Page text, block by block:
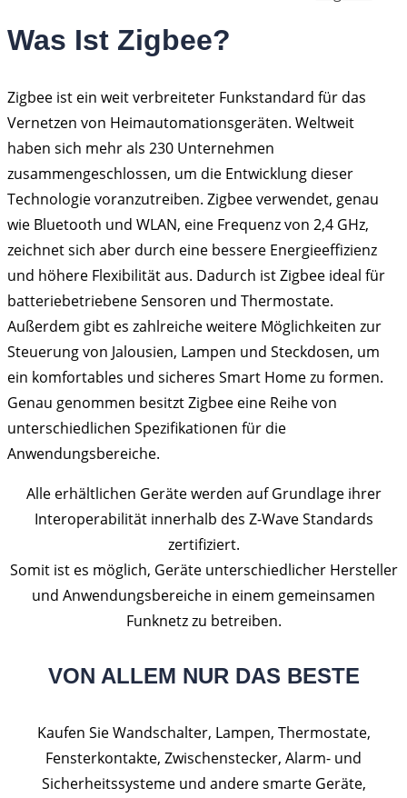
Was Ist Zigbee?
Zigbee ist ein weit verbreiteter Funkstandard für das
Vernetzen von Heimautomationsgeräten. Weltweit
haben sich mehr als 230 Unternehmen
zusammengeschlossen, um die Entwicklung dieser
Technologie voranzutreiben. Zigbee verwendet, genau
wie Bluetooth und WLAN, eine Frequenz von 2,4 GHz,
zeichnet sich aber durch eine bessere Energieeffizienz
und höhere Flexibilität aus. Dadurch ist Zigbee ideal für
batteriebetriebene Sensoren und Thermostate.
Außerdem gibt es zahlreiche weitere Möglichkeiten zur
Steuerung von Jalousien, Lampen und Steckdosen, um
ein komfortables und sicheres Smart Home zu formen.
Genau genommen besitzt Zigbee eine Reihe von
unterschiedlichen Spezifikationen für die
Anwendungsbereiche.
Alle erhältlichen Geräte werden auf Grundlage ihrer
Interoperabilität innerhalb des Z-Wave Standards
zertifiziert.
Somit ist es möglich, Geräte unterschiedlicher Hersteller
und Anwendungsbereiche in einem gemeinsamen
Funknetz zu betreiben.
VON ALLEM NUR DAS BESTE
Kaufen Sie Wandschalter, Lampen, Thermostate,
Fensterkontakte, Zwischenstecker, Alarm- und
Sicherheitssysteme und andere smarte Geräte,